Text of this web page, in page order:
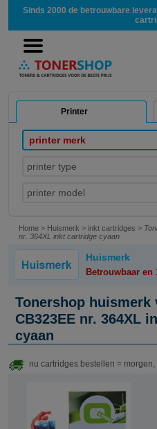
Sinds 2000 de betrouwbare
Printer
printer merk
printer type
printer model
Home > Huismerk > inkt cartridges >
nr. 364XL inkt cartridge cyaan
Huismerk
Betrouwbaar en
Tonershop huismerk
CB323EE nr. 364XL
cyaan
nu cartridges bestellen =